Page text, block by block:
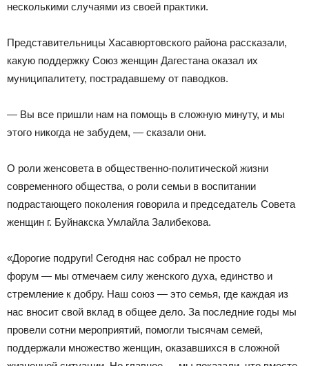
несколькими случаями из своей практики.
Представительницы Хасавюртовского района рассказали,
какую поддержку Союз женщин Дагестана оказал их
муниципалитету, пострадавшему от паводков.
— Вы все пришли нам на помощь в сложную минуту, и мы
этого никогда не забудем, — сказали они.
О роли женсовета в общественно-политической жизни
современного общества, о роли семьи в воспитании
подрастающего поколения говорила и председатель Совета
женщин г. Буйнакска Умлайла Залибекова.
«Дорогие подруги! Сегодня нас собрал не просто
форум — мы отмечаем силу женского духа, единство и
стремление к добру. Наш союз — это семья, где каждая из
нас вносит свой вклад в общее дело. За последние годы мы
провели сотни мероприятий, помогли тысячам семей,
поддержали множество женщин, оказавшихся в сложной